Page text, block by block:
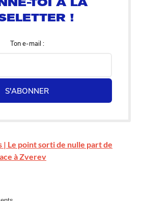
Ton e-mail :
S'ABONNER
| Le point sorti de nulle part de
à Zverev